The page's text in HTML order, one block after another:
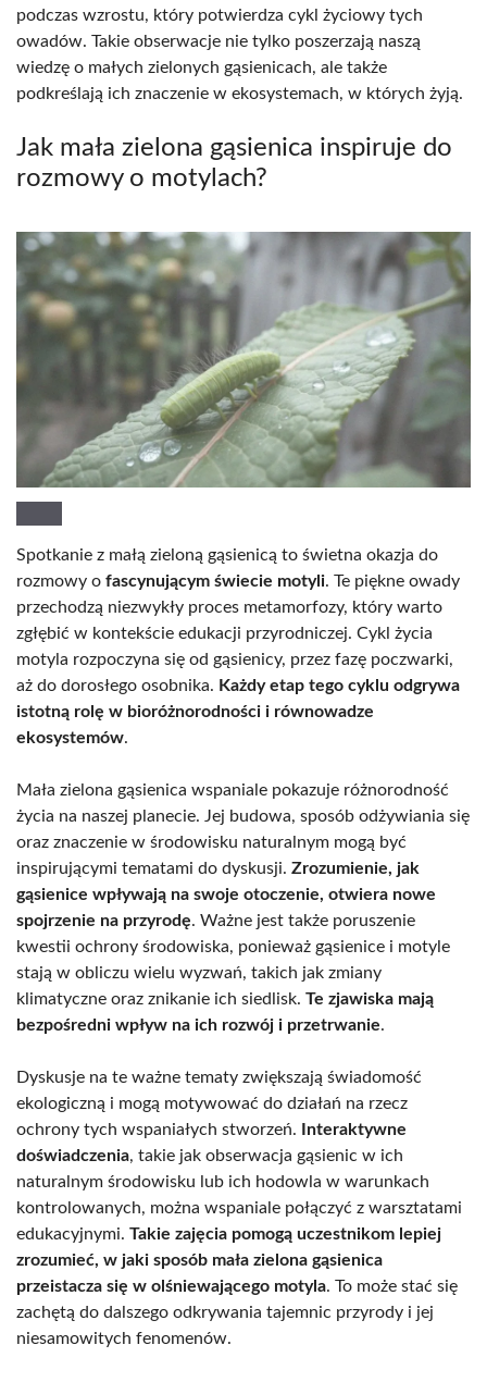
podczas wzrostu, który potwierdza cykl życiowy tych
owadów. Takie obserwacje nie tylko poszerzają naszą
wiedzę o małych zielonych gąsienicach, ale także
podkreślają ich znaczenie w ekosystemach, w których żyją.
Jak mała zielona gąsienica inspiruje do
rozmowy o motylach?
Spotkanie z małą zieloną gąsienicą to świetna okazja do
rozmowy o fascynującym świecie motyli. Te piękne owady
przechodzą niezwykły proces metamorfozy, który warto
zgłębić w kontekście edukacji przyrodniczej. Cykl życia
motyla rozpoczyna się od gąsienicy, przez fazę poczwarki,
aż do dorosłego osobnika. Każdy etap tego cyklu odgrywa
istotną rolę w bioróżnorodności i równowadze
ekosystemów.
Mała zielona gąsienica wspaniale pokazuje różnorodność
życia na naszej planecie. Jej budowa, sposób odżywiania się
oraz znaczenie w środowisku naturalnym mogą być
inspirującymi tematami do dyskusji. Zrozumienie, jak
gąsienice wpływają na swoje otoczenie, otwiera nowe
spojrzenie na przyrodę. Ważne jest także poruszenie
kwestii ochrony środowiska, ponieważ gąsienice i motyle
stają w obliczu wielu wyzwań, takich jak zmiany
klimatyczne oraz znikanie ich siedlisk. Te zjawiska mają
bezpośredni wpływ na ich rozwój i przetrwanie.
Dyskusje na te ważne tematy zwiększają świadomość
ekologiczną i mogą motywować do działań na rzecz
ochrony tych wspaniałych stworzeń.
Interaktywne
doświadczenia, takie jak obserwacja gąsienic w ich
naturalnym środowisku lub ich hodowla w warunkach
kontrolowanych, można wspaniale połączyć z warsztatami
edukacyjnymi. Takie zajęcia pomogą uczestnikom lepiej
zrozumieć, w jaki sposób mała zielona gąsienica
przeistacza się w olśniewającego motyla. To może stać się
zachętą do dalszego odkrywania tajemnic przyrody i jej
niesamowitych fenomenów.